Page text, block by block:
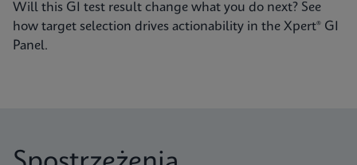
Will this GI test result change what you do next? See
how target selection drives actionability in the Xpert® GI
Panel.